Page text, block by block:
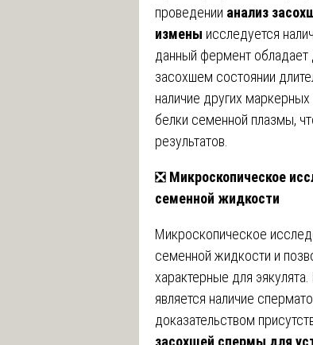
проведении анализ
измены исследуется
данный фермент обладает
засохшем состоянии
наличие других
белки семенной плазмы,
результатов.
❎ Микроскопическое
семенной жидкости
Микроскопическое
семенной жидкости и
характерные для
является наличие
доказательством
засохшей спермы для